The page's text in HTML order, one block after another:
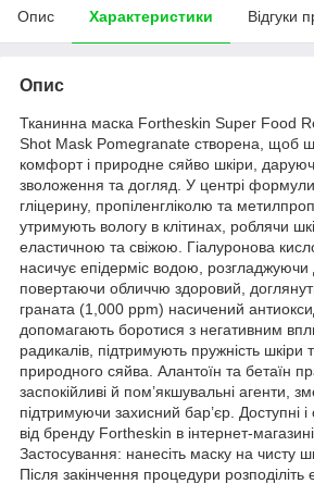
Опис Характеристики Відгуки
Опис
Тканинна маска Fortheskin Super Food
Shot Mask Pomegranate створена, щоб
комфорт і природне сяйво шкіри,
зволоження та догляд. У центрі
гліцерину, пропіленгліколю та
утримують вологу в клітинах, роблячи
еластичною та свіжою. Гіалуронова
насичує епідерміс водою, розгладжуючи
повертаючи обличчю здоровий,
граната (1,000 ppm) насичений
допомагають боротися з негативним
радикалів, підтримують пружність шкіри
природного сяйва. Алантоїн та бетаїн
заспокійливі й пом’якшувальні агенти,
підтримуючи захисний бар’єр. Доступні і
від бренду Fortheskin в інтернет-
Застосування: нанесіть маску на чисту
Після закінчення процедури